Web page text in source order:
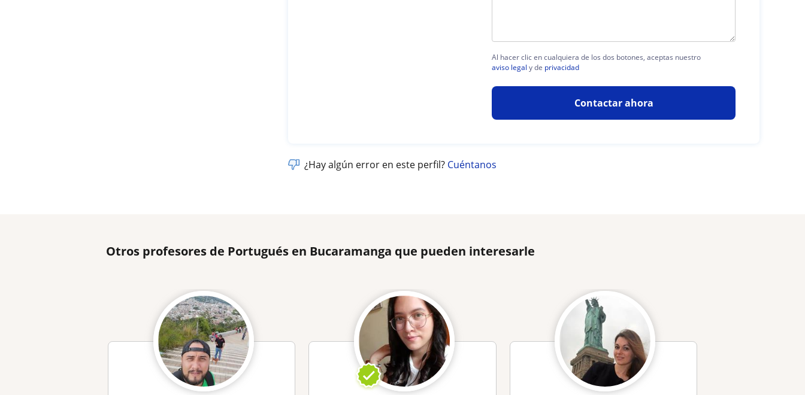
Al hacer clic en cualquiera de los dos botones, aceptas nuestro
aviso legal y de privacidad
Contactar ahora
¿Hay algún error en este perfil? Cuéntanos
Otros profesores de Portugués en Bucaramanga que pueden interesarle